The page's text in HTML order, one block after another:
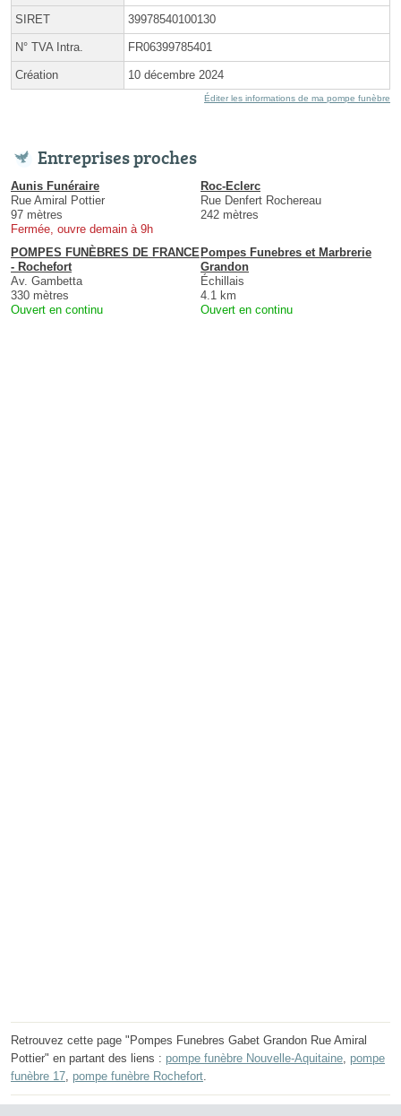
SIRET 39978540100130
N° TVA Intra. FR06399785401
Création 10 décembre 2024
Éditer les informations de ma pompe funèbre
Entreprises proches
Aunis Funéraire
Rue Amiral Pottier
97 mètres
Fermée, ouvre demain à 9h
Roc-Eclerc
Rue Denfert Rochereau
242 mètres
POMPES FUNÈBRES DE FRANCE
- Rochefort
Av. Gambetta
330 mètres
Ouvert en continu
Pompes Funebres et Marbrerie
Grandon
Échillais
4.1 km
Ouvert en continu
Retrouvez cette page "Pompes Funebres Gabet Grandon Rue Amiral
Pottier" en partant des liens : pompe funèbre Nouvelle-Aquitaine, pompe
funèbre 17, pompe funèbre Rochefort.